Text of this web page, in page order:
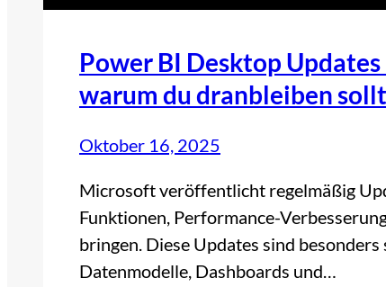
Power BI Desktop
warum du dranbleiben
Oktober 16, 2025
Microsoft veröffentlicht regelmäßig
Funktionen, Performance-
bringen. Diese Updates sind
Datenmodelle, Dashboards und…